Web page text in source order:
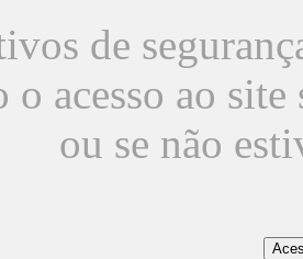
de
o acesso ao
ou se não